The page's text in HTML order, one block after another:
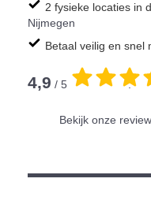
2 fysieke locaties in
Nijmegen
Betaal veilig en snel
4,9 / 5 .
Bekijk onze